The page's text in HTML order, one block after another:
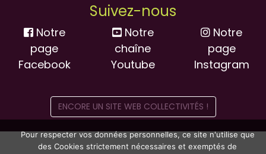
Suivez-nous
Notre
page
Facebook
Notre
chaîne
Youtube
Notre
page
Instagram
ENCORE UN SITE WEB COLLECTIVITÉS !
Pour respecter vos données personnelles, ce site n'utilise que
des Cookies strictement nécessaires et exemptés de